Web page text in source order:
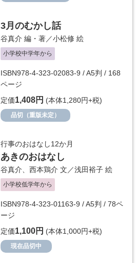
3月のむかし話
谷真介 編・著／小松修 絵
小学校中学年から
ISBN978-4-323-02083-9 / A5判 / 168
ページ
定価1,408円 (本体1,280円+税)
品切（重版未定）
行事のおはなし12か月
あきのおはなし
谷真介 西本鶏介 文／浅田裕子 絵
小学校低学年から
ISBN978-4-323-01163-9 / A5判 / 78ペ
ージ
定価1,100円 (本体1,000円+税)
現在品切中